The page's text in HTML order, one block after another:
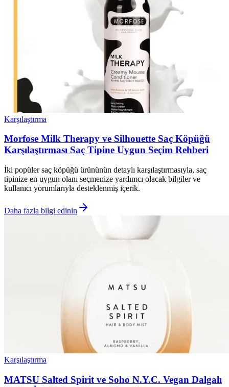
Karşılaştırma
Morfose Milk Therapy ve Silhouette Saç Köpüğü
Karşılaştırması Saç Tipine Uygun Seçim Rehberi
İki popüler saç köpüğü ürününün detaylı karşılaştırmasıyla, saç
tipinize en uygun olanı seçmenize yardımcı olacak bilgiler ve
kullanıcı yorumlarıyla desteklenmiş içerik.
Daha fazla bilgi edinin
Karşılaştırma
MATSU Salted Spirit ve Soho N.Y.C. Vegan Dalgalı